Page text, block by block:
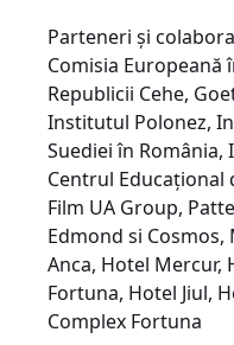
Parteneri și
Comisia Europeană
Republicii Cehe,
Institutul Polonez,
Suediei în
Centrul Educațional
Film UA Group,
Edmond si
Anca, Hotel Mercur,
Fortuna, Hotel Jiul,
Complex Fortuna